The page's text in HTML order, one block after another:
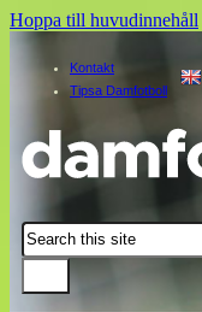
Hoppa till huvudinnehåll
Kontakt
Tipsa Damfotboll
Sök